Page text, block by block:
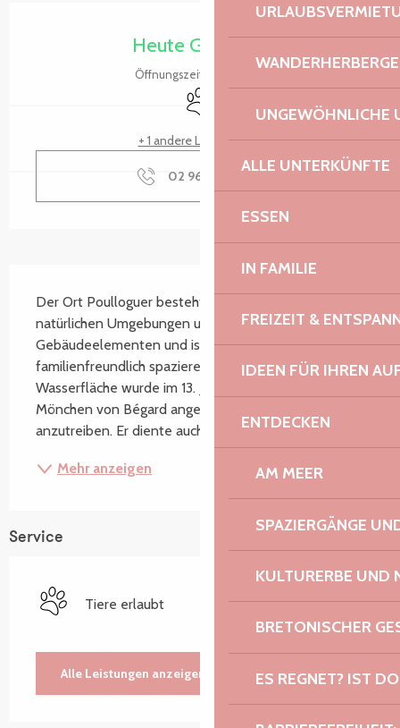
UNGEWÖHNLICHE
ALLE UNTERKÜNFTE
ESSEN
IN FAMILIE
FREIZEIT &
IDEEN FÜR IHREN
ENTDECKEN
AM MEER
SPAZIERGÄNGE
KULTURERBE UND
BRETONISCHER
ES REGNET? IST
Öffnungszeiten & Kontaktdaten
Heute Geöffnet
Öffnungszeiten ansehen
Tiere erlaubt
+ 1 andere Leistung(en)
02 96 05 60
Der Ort Poulloguer besteht aus einem Mosaik aus
natürlichen Umgebungen und alten
Gebäudeelementen und ist ein Ort, an dem man sehr
familienfreundlich spazieren gehen kann. Die
Wasserfläche wurde im 13. Jahrhundert von den
Mönchen von Bégard angelegt, um eine Mühle
anzutreiben. Er diente auch als...
Mehr anzeigen
Service
Tiere erlaubt
Alle Leistungen anzeigen